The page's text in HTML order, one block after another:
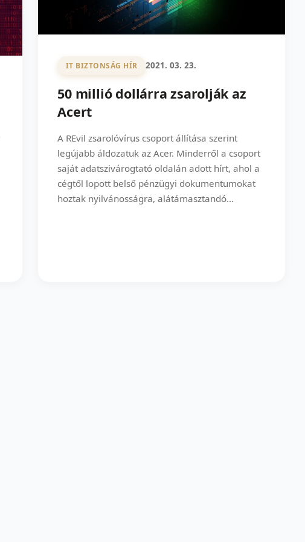
IT BIZTONSÁG HÍR 2021. 03. 23.
50 millió dollárra zsarolják az
Acert
A REvil zsarolóvírus csoport állítása szerint
legújabb áldozatuk az Acer. Minderről a csoport
saját adatszivárogtató oldalán adott hírt, ahol a
cégtől lopott belső pénzügyi dokumentumokat
hoztak nyilvánosságra, alátámasztandó...